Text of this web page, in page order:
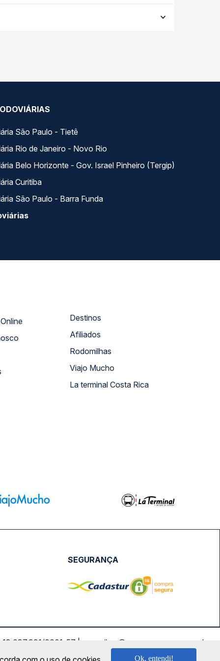
garante a melhor oferta para o seu roteiro.
São Paulo - Tietê
Rio de Janeiro - Novo Rio
Belo Horizonte - Gov. Israel Pinheiro (Tergip)
Curitiba
São Paulo - Barra Funda
Atendimento Online
Destinos
Afiliados
Rodomilhas
Viajo Mucho
La terminal Costa Rica
SEGURANÇA
0001-57 | saconibus@queropassagem.com.br
Ok, entendi!